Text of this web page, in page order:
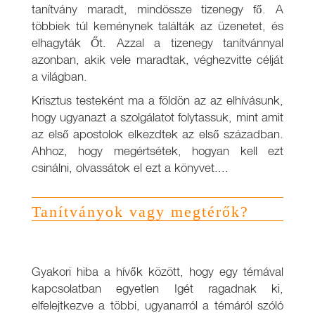
tanítvány maradt, mindössze tizenegy fő. A
többiek túl keménynek találták az üzenetet, és
elhagyták Őt. Azzal a tizenegy tanítvánnyal
azonban, akik vele maradtak, véghezvitte célját
a világban.
Krisztus testeként ma a földön az az elhívásunk,
hogy ugyanazt a szolgálatot folytassuk, mint amit
az első apostolok elkezdtek az első században.
Ahhoz, hogy megértsétek, hogyan kell ezt
csinálni, olvassátok el ezt a könyvet....
Tanítványok vagy megtérők?
Gyakori hiba a hívők között, hogy egy témával
kapcsolatban egyetlen Igét ragadnak ki,
elfelejtkezve a többi, ugyanarról a témáról szóló